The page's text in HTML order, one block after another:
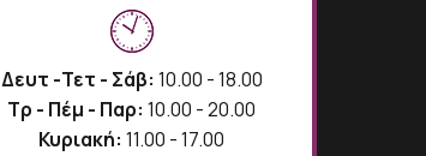
Δευτ -Τετ - Σάβ: 10.00 - 18.00
Τρ - Πέμ - Παρ: 10.00 - 20.00
Κυριακή: 11.00 - 17.00